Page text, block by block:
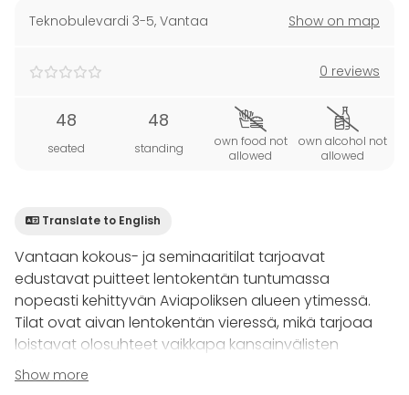
Teknobulevardi 3-5, Vantaa Show on map
0 reviews
48
seated
48
standing
own food not
allowed
own alcohol not
allowed
Translate to English
Vantaan kokous- ja seminaaritilat tarjoavat
edustavat puitteet lentokentän tuntumassa
nopeasti kehittyvän Aviapoliksen alueen ytimessä.
Tilat ovat aivan lentokentän vieressä, mikä tarjoaa
loistavat olosuhteet vaikkapa kansainvälisten
kokousten järjestämiseen.
Show more